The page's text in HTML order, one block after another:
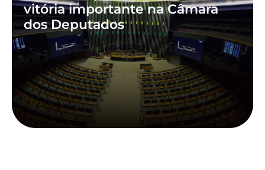
vitória importante na Câmara
dos Deputados